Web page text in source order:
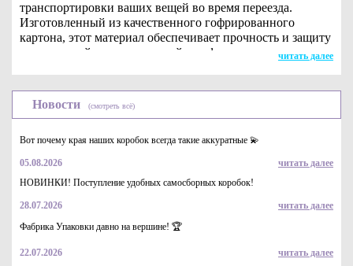
транспортировки ваших вещей во время переезда.
Изготовленный из качественного гофрированного
картона, этот материал обеспечивает прочность и защиту
ваших вещей от повреждений и деформации во время
Преимущества гофрокартона:
Прочность и надежность: гофрокартон обладает
высокой прочностью, что гарантирует сохранность
содержимого во время транспортировки.
Легкость: несмотря на высокую прочность,
гофрокартон легкий, что облегчает процесс упаковки и
транспортировки.
Удобство использования: легко складывается и
формирует различные конфигурации, что позволяет
подобрать оптимальный размер коробки для упаковки
ваших вещей.
читать далее
Новости (смотреть всё)
Вот почему края наших коробок всегда такие аккуратные 💫
05.08.2026
читать далее
НОВИНКИ! Поступление удобных самосборных коробок!
28.07.2026
читать далее
Фабрика Упаковки давно на вершине! 🏆
22.07.2026
читать далее